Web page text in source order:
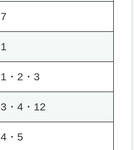
7
1
1・2・3
3・4・12
4・5